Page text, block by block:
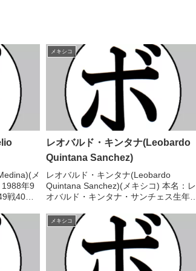
メ
年9
戦40勝
ドル級
メキシコ
レオバルド・キンタナ(Leobardo
Quintana Sanchez)
レオバルド・キンタナ(Leobardo
Quintana Sanchez)(メキシコ) 本名：レ
オバルド・キンタナ・サンチェス生年月
績：15戦12勝(5KO)3敗 【獲得タイト
ル】なし 【戦歴】202...
メキシコ